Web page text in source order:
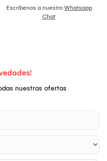
Escríbenos a nuestro Whatsapp
Chat
nuestras ofertas